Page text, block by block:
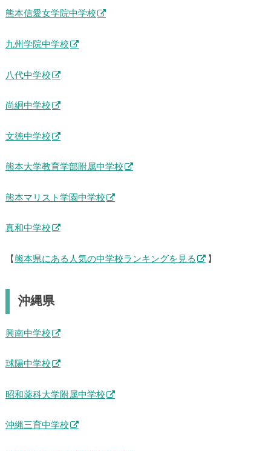
熊本信愛女学院中学校
九州学院中学校
八代中学校
尚絅中学校
文徳中学校
熊本大学教育学部附属中学校
熊本マリスト学園中学校
真和中学校
【 熊本県にある人気の中学校ランキングを見る 】
沖縄県
興南中学校
球陽中学校
昭和薬科大学附属中学校
沖縄三育中学校